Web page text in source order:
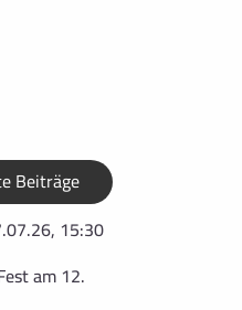
Beiträge
15:30
am 12.